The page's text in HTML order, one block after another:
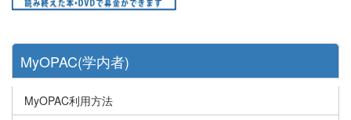
MyOPAC(学内者)
MyOPAC利用方法